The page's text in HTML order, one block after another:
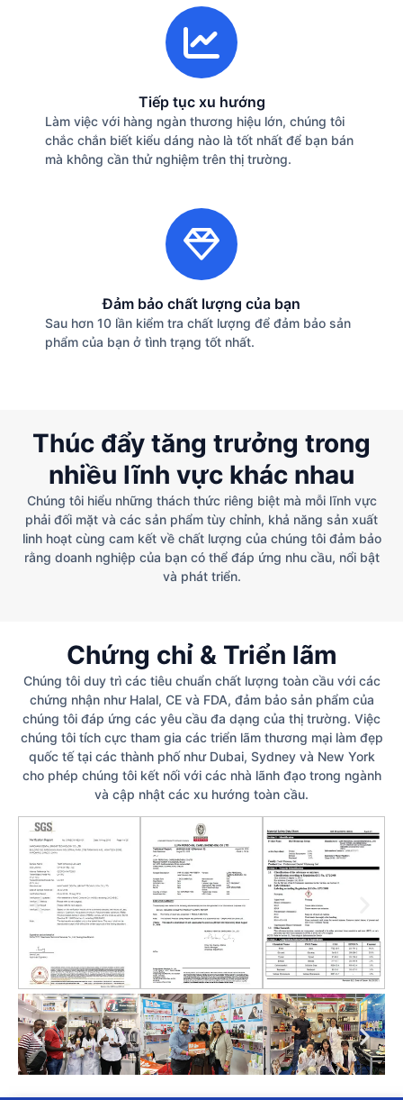
Tiếp tục xu hướng
Làm việc với hàng ngàn thương hiệu lớn, chúng tôi
chắc chắn biết kiểu dáng nào là tốt nhất để bạn bán
mà không cần thử nghiệm trên thị trường.
Đảm bảo chất lượng của bạn
Sau hơn 10 lần kiểm tra chất lượng để đảm bảo sản
phẩm của bạn ở tình trạng tốt nhất.
Thúc đẩy tăng trưởng trong
nhiều lĩnh vực khác nhau
Chúng tôi hiểu những thách thức riêng biệt mà mỗi lĩnh vực
phải đối mặt và các sản phẩm tùy chỉnh, khả năng sản xuất
linh hoạt cùng cam kết về chất lượng của chúng tôi đảm bảo
rằng doanh nghiệp của bạn có thể đáp ứng nhu cầu, nổi bật
và phát triển.
Chứng chỉ & Triển lãm
Chúng tôi duy trì các tiêu chuẩn chất lượng toàn cầu với các
chứng nhận như Halal, CE và FDA, đảm bảo sản phẩm của
chúng tôi đáp ứng các yêu cầu đa dạng của thị trường. Việc
chúng tôi tích cực tham gia các triển lãm thương mại làm đẹp
quốc tế tại các thành phố như Dubai, Sydney và New York
cho phép chúng tôi kết nối với các nhà lãnh đạo trong ngành
và cập nhật các xu hướng toàn cầu.